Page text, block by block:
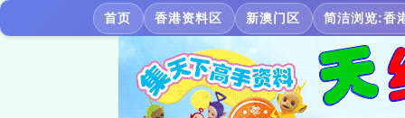
首页 香港资料区 新澳门区 简洁浏览:香